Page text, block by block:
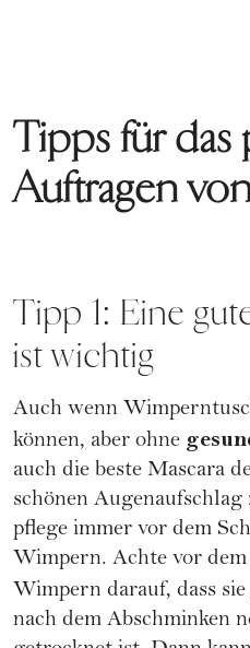
Tipps für das
Auftragen
Tipp 1: Eine
ist wichtig
Auch wenn
können, aber ohne
auch die beste Mascara
schönen
pflege immer vor dem
Wimpern. Achte vor dem
Wimpern darauf, dass sie
nach dem Abschminken